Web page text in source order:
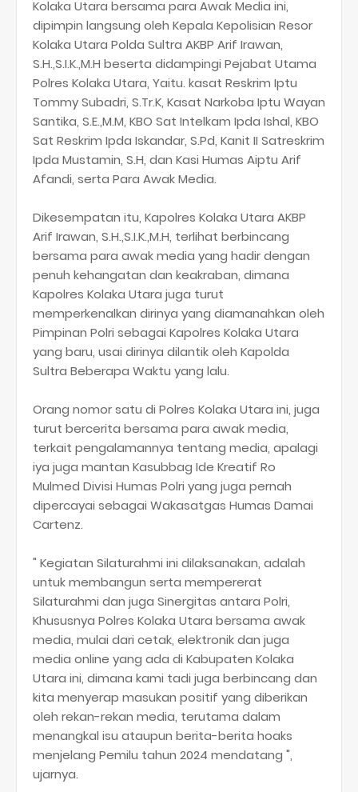
Kolaka Utara bersama para Awak Media ini,
dipimpin langsung oleh Kepala Kepolisian Resor
Kolaka Utara Polda Sultra AKBP Arif Irawan,
S.H.,S.I.K.,M.H beserta didampingi Pejabat Utama
Polres Kolaka Utara, Yaitu. kasat Reskrim Iptu
Tommy Subadri, S.Tr.K, Kasat Narkoba Iptu Wayan
Santika, S.E.,M.M, KBO Sat Intelkam Ipda Ishal, KBO
Sat Reskrim Ipda Iskandar, S.Pd, Kanit II Satreskrim
Ipda Mustamin, S.H, dan Kasi Humas Aiptu Arif
Afandi, serta Para Awak Media.
Dikesempatan itu, Kapolres Kolaka Utara AKBP
Arif Irawan, S.H.,S.I.K.,M.H, terlihat berbincang
bersama para awak media yang hadir dengan
penuh kehangatan dan keakraban, dimana
Kapolres Kolaka Utara juga turut
memperkenalkan dirinya yang diamanahkan oleh
Pimpinan Polri sebagai Kapolres Kolaka Utara
yang baru, usai dirinya dilantik oleh Kapolda
Sultra Beberapa Waktu yang lalu.
Orang nomor satu di Polres Kolaka Utara ini, juga
turut bercerita bersama para awak media,
terkait pengalamannya tentang media, apalagi
iya juga mantan Kasubbag Ide Kreatif Ro
Mulmed Divisi Humas Polri yang juga pernah
dipercayai sebagai Wakasatgas Humas Damai
Cartenz.
" Kegiatan Silaturahmi ini dilaksanakan, adalah
untuk membangun serta mempererat
Silaturahmi dan juga Sinergitas antara Polri,
Khususnya Polres Kolaka Utara bersama awak
media, mulai dari cetak, elektronik dan juga
media online yang ada di Kabupaten Kolaka
Utara ini, dimana kami tadi juga berbincang dan
kita menyerap masukan positif yang diberikan
oleh rekan-rekan media, terutama dalam
menangkal isu ataupun berita-berita hoaks
menjelang Pemilu tahun 2024 mendatang ",
ujarnya.